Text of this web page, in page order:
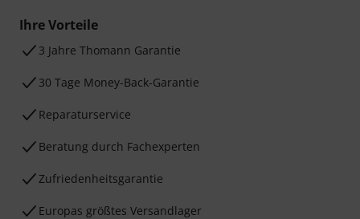
Ihre Vorteile
3 Jahre Thomann Garantie
30 Tage Money-Back-Garantie
Reparaturservice
Beratung durch Fachexperten
Zufriedenheitsgarantie
Europas größtes Versandlager